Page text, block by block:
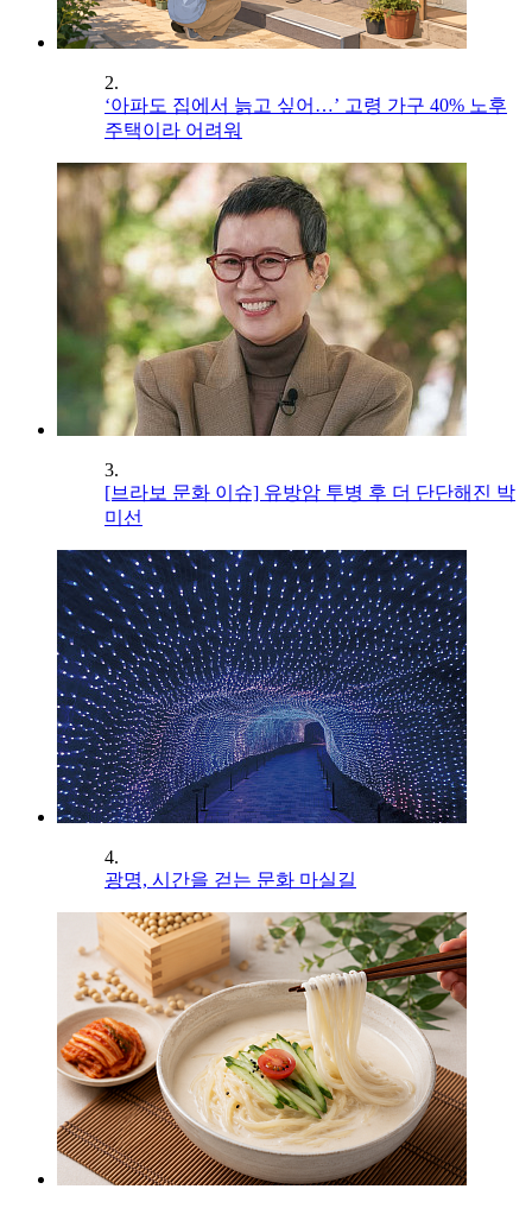
2.
‘아파도 집에서 늙고 싶어…’ 고령 가구 40% 노후
주택이라 어려워
3.
[브라보 문화 이슈] 유방암 투병 후 더 단단해진 박
미선
4.
광명, 시간을 걷는 문화 마실길